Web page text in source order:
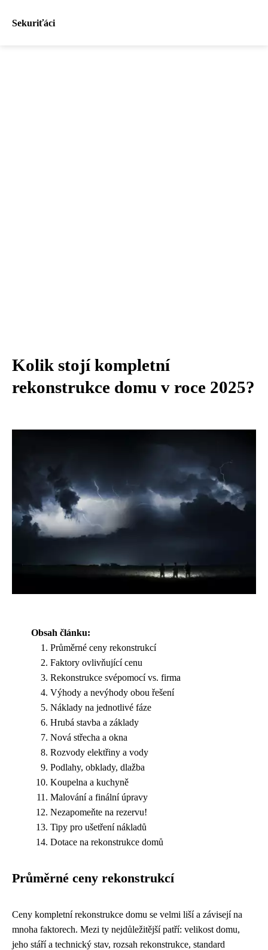
Sekuriťáci
Kolik stojí kompletní
rekonstrukce domu v roce 2025?
Obsah článku:
Průměrné ceny rekonstrukcí
Faktory ovlivňující cenu
Rekonstrukce svépomocí vs. firma
Výhody a nevýhody obou řešení
Náklady na jednotlivé fáze
Hrubá stavba a základy
Nová střecha a okna
Rozvody elektřiny a vody
Podlahy, obklady, dlažba
Koupelna a kuchyně
Malování a finální úpravy
Nezapomeňte na rezervu!
Tipy pro ušetření nákladů
Dotace na rekonstrukce domů
Průměrné ceny rekonstrukcí
Ceny kompletní rekonstrukce domu se velmi liší a závisejí na
mnoha faktorech. Mezi ty nejdůležitější patří: velikost domu,
jeho stáří a technický stav, rozsah rekonstrukce, standard